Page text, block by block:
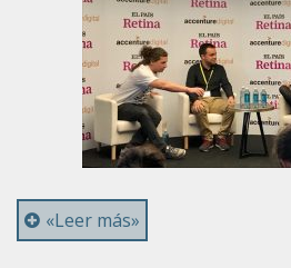
«Leer más»